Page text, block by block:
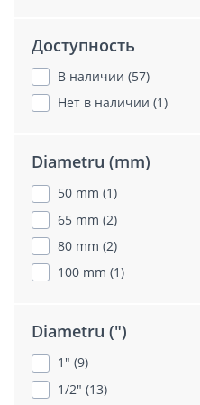
Доступность
В наличии (57)
Нет в наличии (1)
Diametru (mm)
50 mm (1)
65 mm (2)
80 mm (2)
100 mm (1)
Diametru (")
1" (9)
1/2" (13)